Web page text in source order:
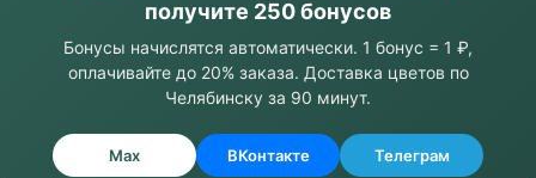
получите 250 бонусов
Бонусы начислятся автоматически. 1 бонус = 1 ₽,
оплачивайте до 20% заказа. Доставка цветов по
Челябинску за 90 минут.
Max ВКонтакте Телеграм